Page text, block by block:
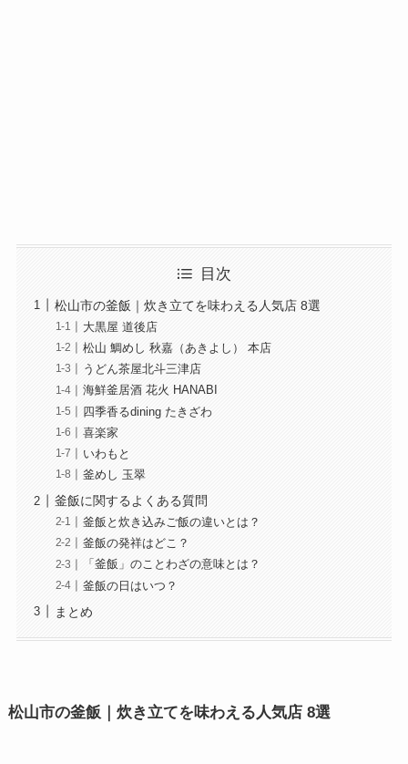
目次
松山市の釜飯｜炊き立てを味わえる人気店 8選
大黒屋 道後店
松山 鯛めし 秋嘉（あきよし） 本店
うどん茶屋北斗三津店
海鮮釜居酒 花火 HANABI
四季香るdining たきざわ
喜楽家
いわもと
釜めし 玉翠
釜飯に関するよくある質問
釜飯と炊き込みご飯の違いとは？
釜飯の発祥はどこ？
「釜飯」のことわざの意味とは？
釜飯の日はいつ？
まとめ
松山市の釜飯｜炊き立てを味わえる人気店 8選